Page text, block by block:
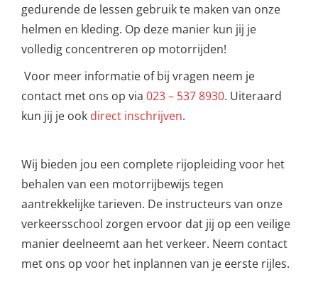
gedurende de lessen gebruik te maken van onze
helmen en kleding. Op deze manier kun jij je
volledig concentreren op motorrijden!
Voor meer informatie of bij vragen neem je
contact met ons op via 023 – 537 8930. Uiteraard
kun jij je ook direct inschrijven.
Wij bieden jou een complete rijopleiding voor het
behalen van een motorrijbewijs tegen
aantrekkelijke tarieven. De instructeurs van onze
verkeersschool zorgen ervoor dat jij op een veilige
manier deelneemt aan het verkeer. Neem contact
met ons op voor het inplannen van je eerste rijles.